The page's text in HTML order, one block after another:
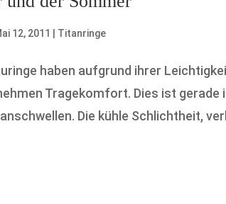
12, 2011 Titanringe
haben aufgrund ihrer
Tragekomfort. Dies ist gerade
Die kühle Schlichtheit,